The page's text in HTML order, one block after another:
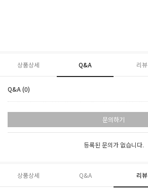
상품상세 Q&A 리뷰
Q&A (0)
문의하기
등록된 문의가 없습니다.
상품상세 Q&A 리뷰